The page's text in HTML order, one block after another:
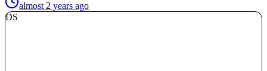
almost 2 years ago
DS